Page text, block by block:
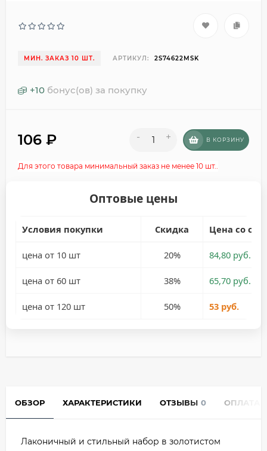
МИН. ЗАКАЗ 10 ШТ. АРТИКУЛ: 2S74622MSK
+10 бонус(ов) за покупку
106 ₽ - + В КОРЗИНУ
Для этого товара минимальный заказ не менее 10 шт..
Оптовые цены
Условия покупки Скидка Цена со
цена от 10 шт 20% 84,80 руб.
цена от 60 шт 38% 65,70 руб.
цена от 120 шт 50% 53 руб.
ОБЗОР ХАРАКТЕРИСТИКИ ОТЗЫВЫ 0 ОПЛАТА
Лаконичный и стильный набор в золотистом